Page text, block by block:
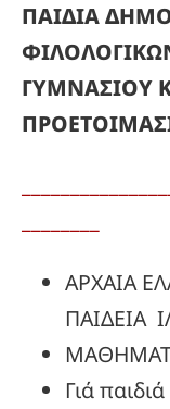
ΠΑΙΔΙΑ
ΓΥΜΝΑΣΙΟΥ
ΑΡΧΑΙΑ
ΠΑΙΔΕΙΑ
Γιά